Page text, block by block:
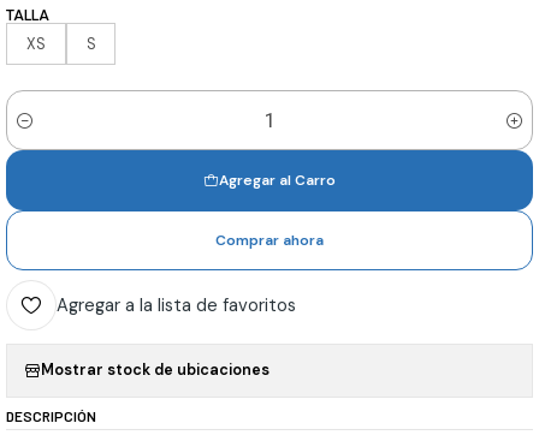
TALLA
XS S
Cantidad
Agregar al Carro
Comprar ahora
Agregar a la lista de favoritos
Mostrar stock de ubicaciones
DESCRIPCIÓN